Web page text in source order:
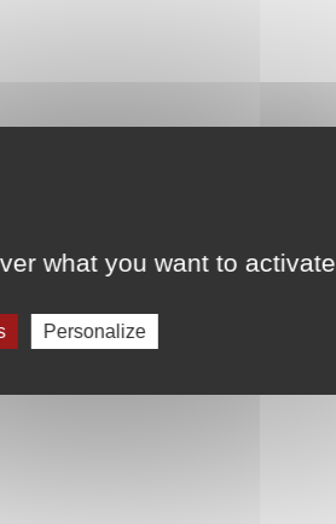
what you want to activate
Personalize